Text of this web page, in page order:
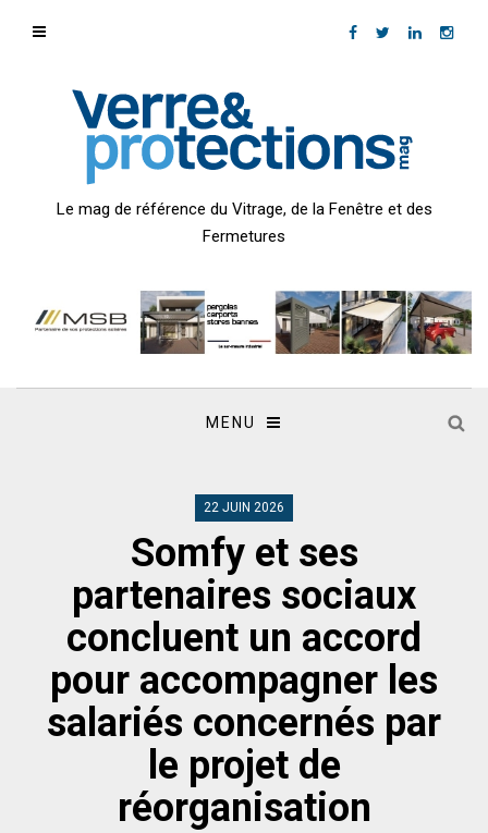
Le mag de référence du Vitrage, de la Fenêtre et des
Fermetures
MENU
22 JUIN 2026
Somfy et ses
partenaires sociaux
concluent un accord
pour accompagner les
salariés concernés par
le projet de
réorganisation